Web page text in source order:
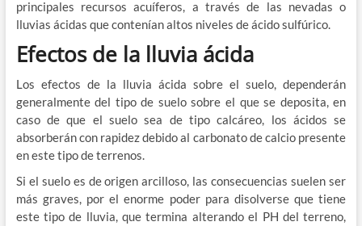
principales recursos acuíferos, a través de las nevadas o
lluvias ácidas que contenían altos niveles de ácido sulfúrico.
Efectos de la lluvia ácida
Los efectos de la lluvia ácida sobre el suelo, dependerán
generalmente del tipo de suelo sobre el que se deposita, en
caso de que el suelo sea de tipo calcáreo, los ácidos se
absorberán con rapidez debido al carbonato de calcio presente
en este tipo de terrenos.
Si el suelo es de origen arcilloso, las consecuencias suelen ser
más graves, por el enorme poder para disolverse que tiene
este tipo de lluvia, que termina alterando el PH del terreno,